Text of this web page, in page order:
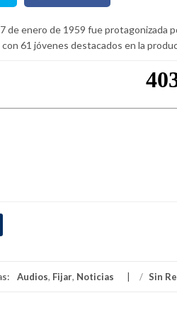
de enero de 1959 fue protagonizada
con 61 jóvenes destacados en la
Audios, Fijar, Noticias / Sin